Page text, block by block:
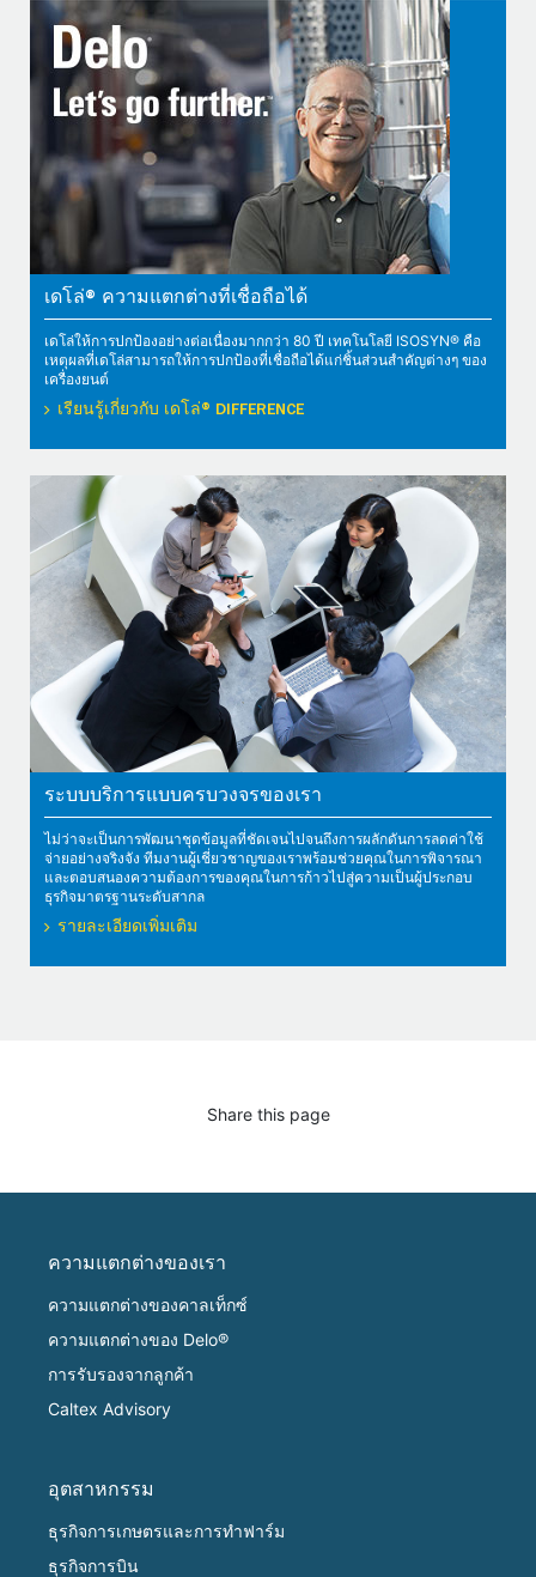
เดโล่® ความแตกต่างที่เชื่อถือได้
เดโล่ให้การปกป้องอย่างต่อเนื่องมากกว่า 80 ปี เทคโนโลยี ISOSYN® คือ
เหตุผลที่เดโล่สามารถให้การปกป้องที่เชื่อถือได้แก่ชิ้นส่วนสำคัญต่างๆ ของ
เครื่องยนต์
เรียนรู้เกี่ยวกับ เดโล่® DIFFERENCE
ระบบบริการแบบครบวงจรของเรา
ไม่ว่าจะเป็นการพัฒนาชุดข้อมูลที่ชัดเจนไปจนถึงการผลักดันการลดค่าใช้
จ่ายอย่างจริงจัง ทีมงานผู้เชี่ยวชาญของเราพร้อมช่วยคุณในการพิจารณา
และตอบสนองความต้องการของคุณในการก้าวไปสู่ความเป็นผู้ประกอบ
ธุรกิจมาตรฐานระดับสากล
รายละเอียดเพิ่มเติม
Share this page
ความแตกต่างของเรา
ความแตกต่างของคาลเท็กซ์
ความแตกต่างของ Delo®
การรับรองจากลูกค้า
Caltex Advisory
อุตสาหกรรม
ธุรกิจการเกษตรและการทำฟาร์ม
ธุรกิจการบิน